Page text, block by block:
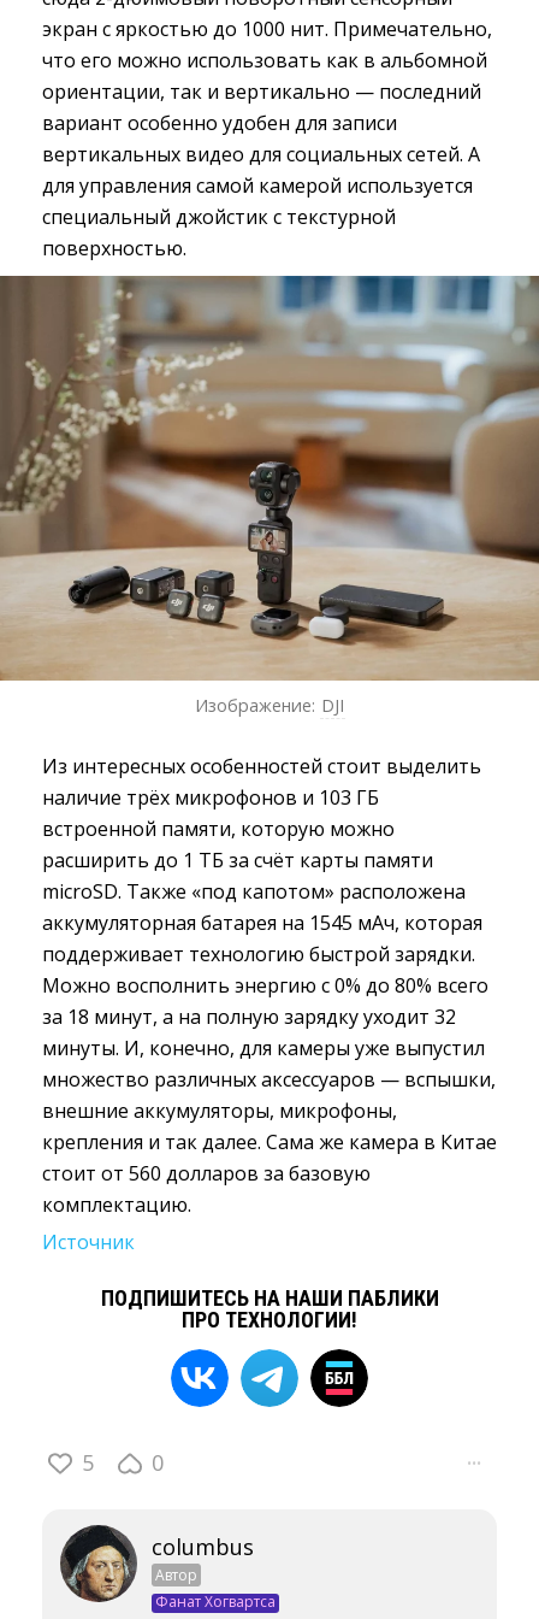
экран с яркостью до 1000 нит. Примечательно,
что его можно использовать как в альбомной
ориентации, так и вертикально — последний
вариант особенно удобен для записи
вертикальных видео для социальных сетей. А
для управления самой камерой используется
специальный джойстик с текстурной
поверхностью.
Изображение: DJI
Из интересных особенностей стоит выделить
наличие трёх микрофонов и 103 ГБ
встроенной памяти, которую можно
расширить до 1 ТБ за счёт карты памяти
microSD. Также «под капотом» расположена
аккумуляторная батарея на 1545 мАч, которая
поддерживает технологию быстрой зарядки.
Можно восполнить энергию с 0% до 80% всего
за 18 минут, а на полную зарядку уходит 32
минуты. И, конечно, для камеры уже выпустил
множество различных аксессуаров — вспышки,
внешние аккумуляторы, микрофоны,
крепления и так далее. Сама же камера в Китае
стоит от 560 долларов за базовую
комплектацию.
Источник
ПОДПИШИТЕСЬ НА НАШИ ПАБЛИКИ
ПРО ТЕХНОЛОГИИ!
5 0 ···
columbus
Автор
Фанат Хогвартса